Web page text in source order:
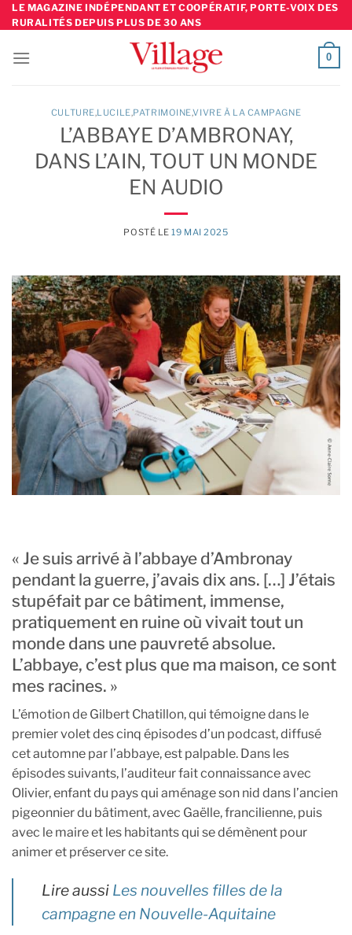
Skip
to
LE MAGAZINE INDÉPENDANT ET COOPÉRATIF, PORTE-VOIX DES
RURALITÉS DEPUIS PLUS DE 30 ANS
0
CULTURE,LUCILE,PATRIMOINE,VIVRE À LA CAMPAGNE
L’ABBAYE D’AMBRONAY,
DANS L’AIN, TOUT UN MONDE
EN AUDIO
POSTÉ LE19 MAI 2025
« Je suis arrivé à l’abbaye d’Ambronay
pendant la guerre, j’avais dix ans. […] J’étais
stupéfait par ce bâtiment, immense,
pratiquement en ruine où vivait tout un
monde dans une pauvreté absolue.
L’abbaye, c’est plus que ma maison, ce sont
mes racines. »
L’émotion de Gilbert Chatillon, qui témoigne dans le
premier volet des cinq épisodes d’un podcast, diffusé
cet automne par l’abbaye, est palpable. Dans les
épisodes suivants, l’auditeur fait connaissance avec
Olivier, enfant du pays qui aménage son nid dans l’ancien
pigeonnier du bâtiment, avec Gaëlle, francilienne, puis
avec le maire et les habitants qui se démènent pour
animer et préserver ce site.
Lire aussi Les nouvelles filles de la
campagne en Nouvelle-Aquitaine